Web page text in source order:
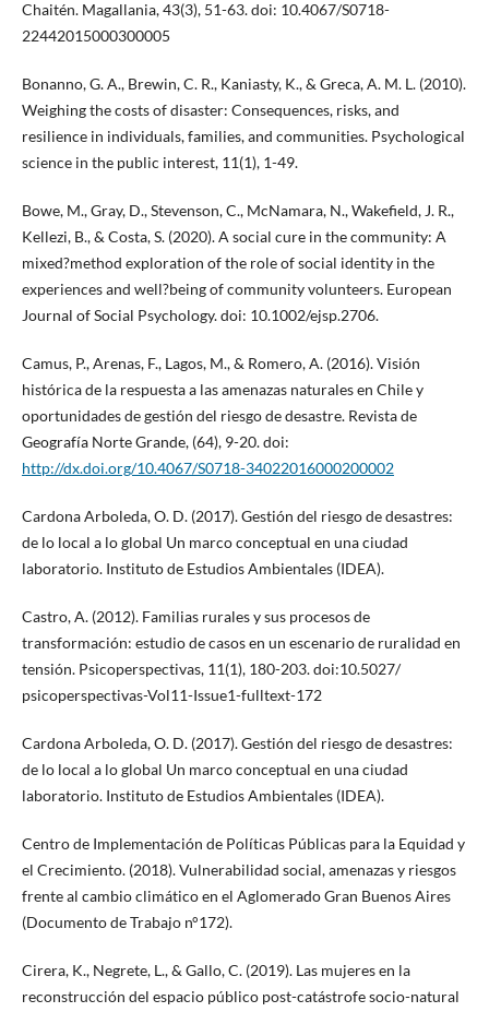
Chaitén. Magallania, 43(3), 51-63. doi: 10.4067/S0718-
22442015000300005
Bonanno, G. A., Brewin, C. R., Kaniasty, K., & Greca, A. M. L. (2010).
Weighing the costs of disaster: Consequences, risks, and
resilience in individuals, families, and communities. Psychological
science in the public interest, 11(1), 1-49.
Bowe, M., Gray, D., Stevenson, C., McNamara, N., Wakefield, J. R.,
Kellezi, B., & Costa, S. (2020). A social cure in the community: A
mixed?method exploration of the role of social identity in the
experiences and well?being of community volunteers. European
Journal of Social Psychology. doi: 10.1002/ejsp.2706.
Camus, P., Arenas, F., Lagos, M., & Romero, A. (2016). Visión
histórica de la respuesta a las amenazas naturales en Chile y
oportunidades de gestión del riesgo de desastre. Revista de
Geografía Norte Grande, (64), 9-20. doi:
http://dx.doi.org/10.4067/S0718-34022016000200002
Cardona Arboleda, O. D. (2017). Gestión del riesgo de desastres:
de lo local a lo global Un marco conceptual en una ciudad
laboratorio. Instituto de Estudios Ambientales (IDEA).
Castro, A. (2012). Familias rurales y sus procesos de
transformación: estudio de casos en un escenario de ruralidad en
tensión. Psicoperspectivas, 11(1), 180-203. doi:10.5027/
psicoperspectivas-Vol11-Issue1-fulltext-172
Cardona Arboleda, O. D. (2017). Gestión del riesgo de desastres:
de lo local a lo global Un marco conceptual en una ciudad
laboratorio. Instituto de Estudios Ambientales (IDEA).
Centro de Implementación de Políticas Públicas para la Equidad y
el Crecimiento. (2018). Vulnerabilidad social, amenazas y riesgos
frente al cambio climático en el Aglomerado Gran Buenos Aires
(Documento de Trabajo n°172).
Cirera, K., Negrete, L., & Gallo, C. (2019). Las mujeres en la
reconstrucción del espacio público post-catástrofe socio-natural